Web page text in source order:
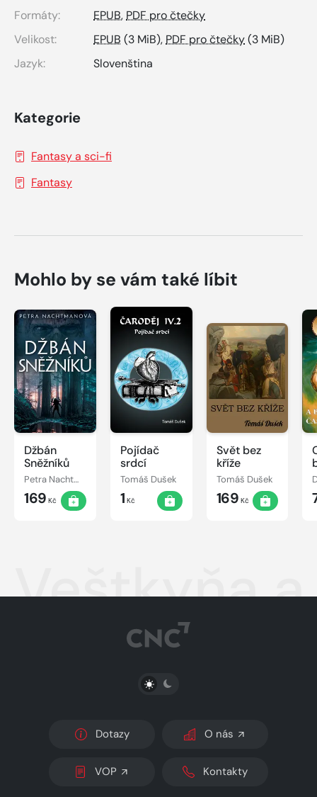
Formáty:
EPUB,PDF pro čtečky
Velikost:
EPUB (3 MiB),PDF pro čtečky(3 MiB)
Jazyk:
Slovenština
Kategorie
Fantasy a sci-fi
Fantasy
Mohlo by se vám také líbit
Džbán
Sněžníků
Petra Nachtmanová
169 Kč
Pojídač
srdcí
Tomáš Dušek
1 Kč
Svět bez
kříže
Tomáš Dušek
169 Kč
Veštkyňa
PŘEPNOUT SVĚTLÝ/TMAVÝ REŽIM
Dotazy O nás
VOP Kontakty